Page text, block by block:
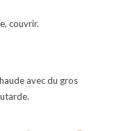
couvrir.
avec du gros